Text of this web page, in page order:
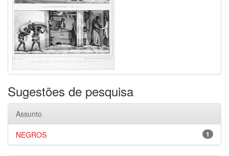
Sugestões de pesquisa
Assunto
1
NEGROS